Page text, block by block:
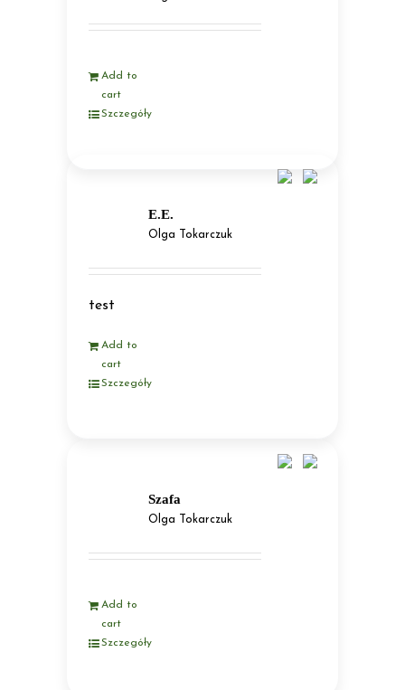
Add to
cart
Szczegóły
E.E.
Olga Tokarczuk
test
Add to
cart
Szczegóły
Szafa
Olga Tokarczuk
Add to
cart
Szczegóły